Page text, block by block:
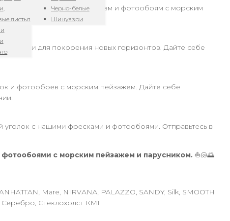
листья
Черно-белые
Шинуазри
интерьер благодаря фрескам и фотообоям с морским
для покорения новых горизонтов. Дайте себе
и фотообоев с морским пейзажем. Дайте себе
с нашими фресками и фотообоями. Отправьтесь в
с морским пейзажем и парусником. ⛵🐚🌅
Mare, NIRVANA, PALAZZO, SANDY, Silk, SMOOTH
Стеклохолст КМ1